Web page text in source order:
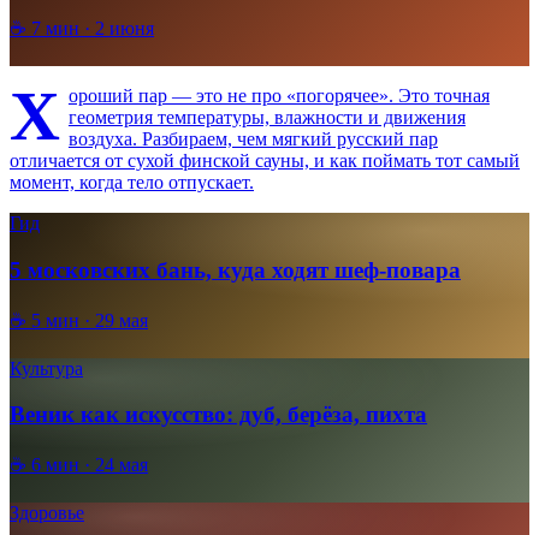
☕ 7 мин · 2 июня
Х ороший пар — это не про «погорячее». Это точная
геометрия температуры, влажности и движения
воздуха. Разбираем, чем мягкий русский пар
отличается от сухой финской сауны, и как поймать тот самый
момент, когда тело отпускает.
Гид
5 московских бань, куда ходят шеф-повара
☕ 5 мин · 29 мая
Культура
Веник как искусство: дуб, берёза, пихта
☕ 6 мин · 24 мая
Здоровье